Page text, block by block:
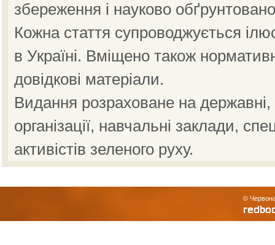
збереження і науково
Кожна стаття супроводжується
в Україні. Вміщено також
довідкові матеріали.
Видання розраховане на державні,
організації, навчальні заклади,
активістів зеленого руху.
©